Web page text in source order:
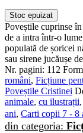
Stoc epuizat
Poveștile cuprinse
de a intra într-o
populată de șoricei
sau sirene jucăușe
Nr. pagini: 112
români, Ficțiune
Poveștile Cristinei
animale, cu ilustrații,
ani, Carti copii 7 - 8
din categoria: